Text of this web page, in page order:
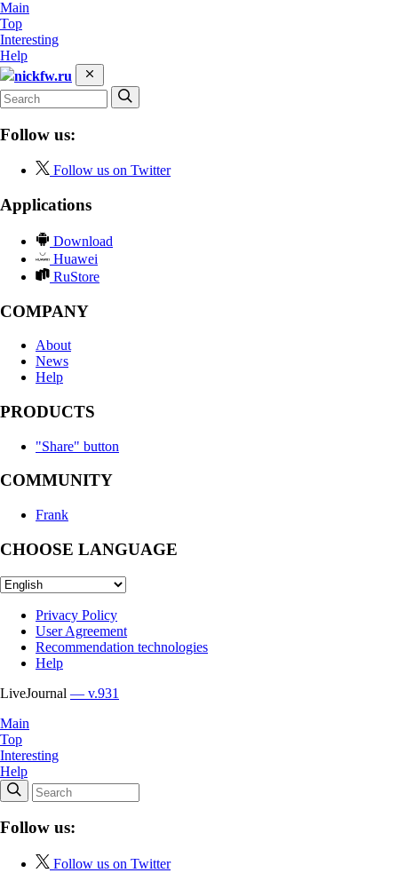
Main
Top
Interesting
Help
nickfw.ru
Follow us:
Follow us on Twitter
Applications
Download
Huawei
RuStore
COMPANY
About
News
Help
PRODUCTS
"Share" button
COMMUNITY
Frank
CHOOSE LANGUAGE
Privacy Policy
User Agreement
Recommendation technologies
Help
LiveJournal — v.931
Main
Top
Interesting
Help
Follow us:
Follow us on Twitter